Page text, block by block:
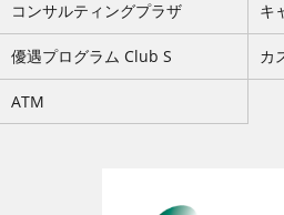
コンサルティングプラザ キ
優遇プログラム Club S カ
ATM